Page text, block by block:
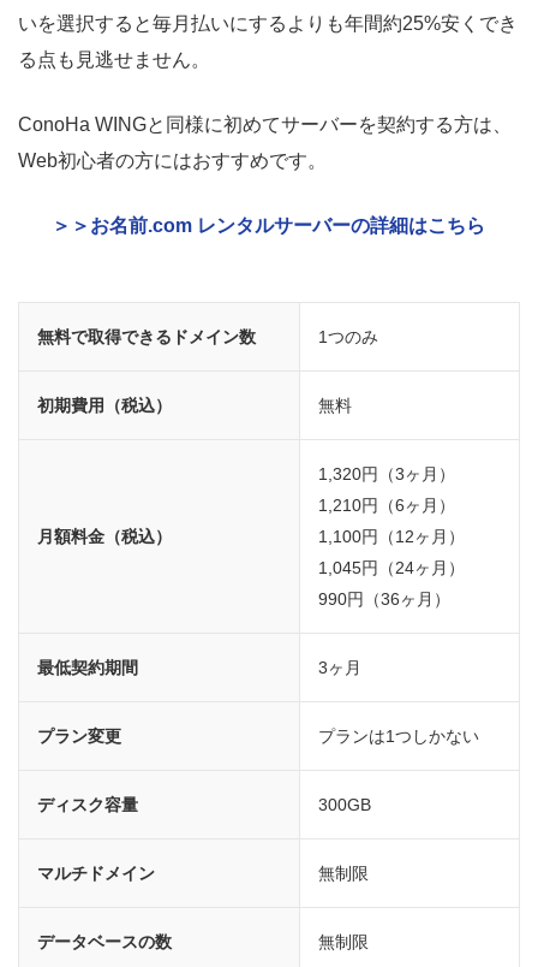
いを選択すると毎月払いにするよりも年間約25%安くでき
る点も見逃せません。
ConoHa WINGと同様に初めてサーバーを契約する方は、
Web初心者の方にはおすすめです。
＞＞お名前.com レンタルサーバーの詳細はこちら
無料で取得できるドメイン数 1つのみ
初期費用（税込） 無料
月額料金（税込）
1,320円（3ヶ月）
1,210円（6ヶ月）
1,100円（12ヶ月）
1,045円（24ヶ月）
990円（36ヶ月）
最低契約期間 3ヶ月
プラン変更 プランは1つしかない
ディスク容量 300GB
マルチドメイン 無制限
データベースの数 無制限